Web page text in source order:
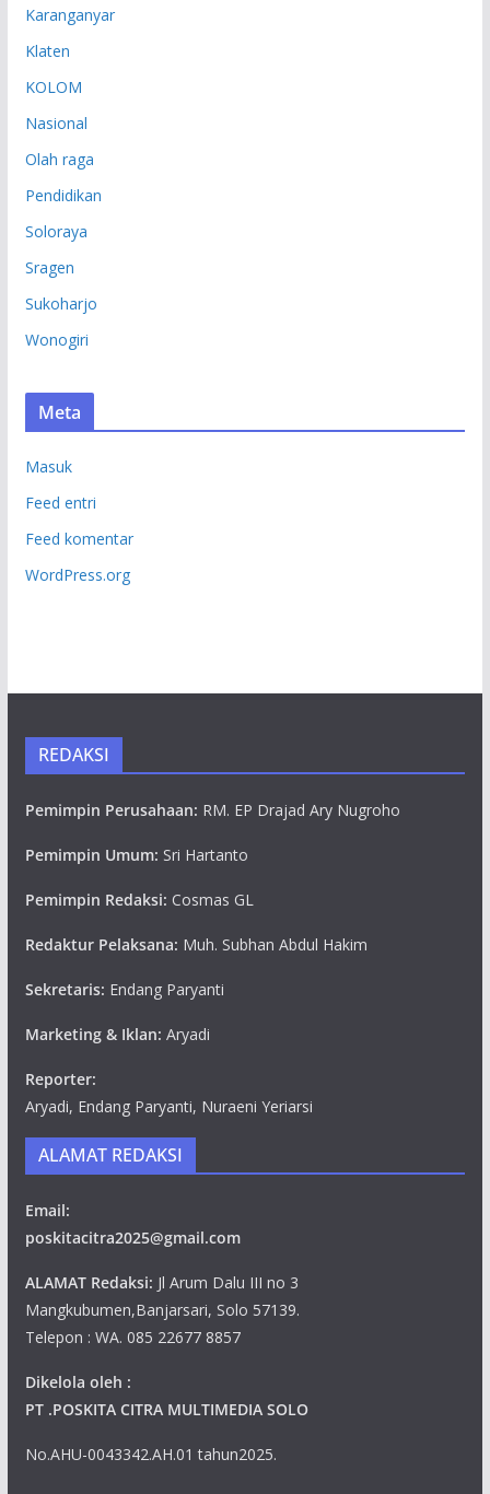
Karanganyar
Klaten
KOLOM
Nasional
Olah raga
Pendidikan
Soloraya
Sragen
Sukoharjo
Wonogiri
Meta
Masuk
Feed entri
Feed komentar
WordPress.org
REDAKSI
Pemimpin Perusahaan: RM. EP Drajad Ary Nugroho
Pemimpin Umum: Sri Hartanto
Pemimpin Redaksi: Cosmas GL
Redaktur Pelaksana: Muh. Subhan Abdul Hakim
Sekretaris: Endang Paryanti
Marketing & Iklan: Aryadi
Reporter:
Aryadi, Endang Paryanti, Nuraeni Yeriarsi
ALAMAT REDAKSI
Email:
poskitacitra2025@gmail.com
ALAMAT Redaksi: Jl Arum Dalu III no 3
Mangkubumen,Banjarsari, Solo 57139.
Telepon : WA. 085 22677 8857
Dikelola oleh :
PT .POSKITA CITRA MULTIMEDIA SOLO
No.AHU-0043342.AH.01 tahun2025.